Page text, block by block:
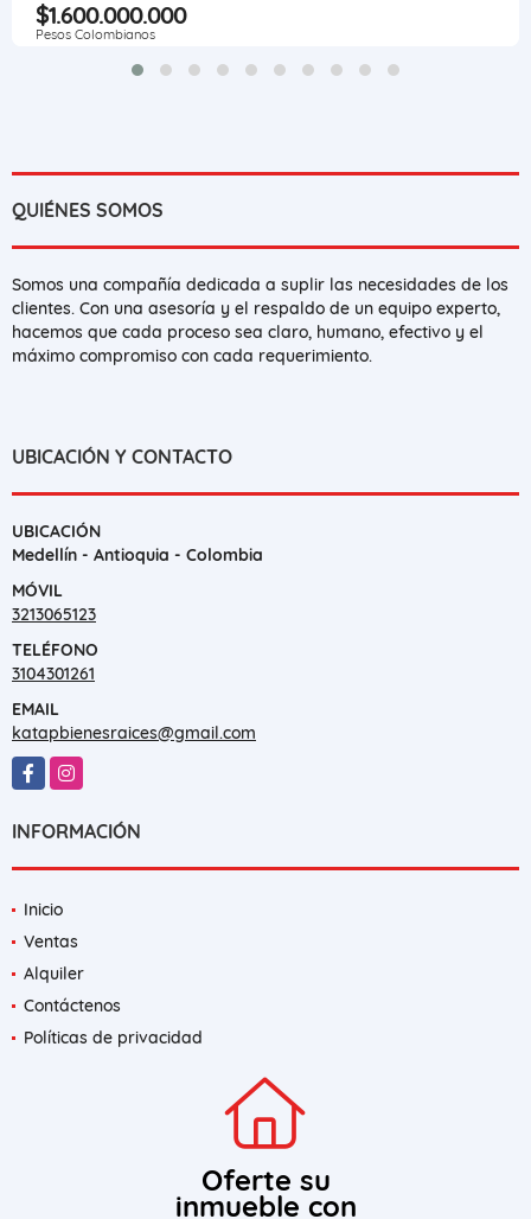
$1.600.000.000
Pesos Colombianos
QUIÉNES SOMOS
Somos una compañía dedicada a suplir las necesidades de los
clientes. Con una asesoría y el respaldo de un equipo experto,
hacemos que cada proceso sea claro, humano, efectivo y el
máximo compromiso con cada requerimiento.
UBICACIÓN Y CONTACTO
UBICACIÓN
Medellín - Antioquia - Colombia
MÓVIL
3213065123
TELÉFONO
3104301261
EMAIL
katapbienesraices@gmail.com
FacebookInstagram
INFORMACIÓN
Inicio
Ventas
Alquiler
Contáctenos
Políticas de privacidad
Oferte su
inmueble con